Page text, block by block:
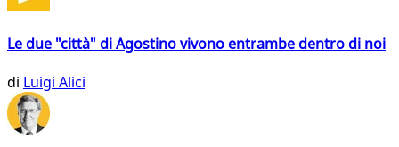
Le due "città" di Agostino vivono entrambe dentro di noi
di Luigi Alici